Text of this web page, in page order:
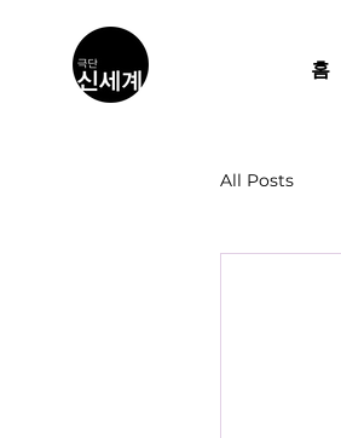
홈
All Posts